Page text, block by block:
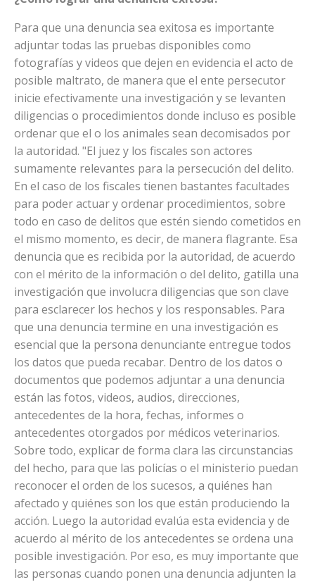
Para que una denuncia sea exitosa es importante
adjuntar todas las pruebas disponibles como
fotografías y videos que dejen en evidencia el acto de
posible maltrato, de manera que el ente persecutor
inicie efectivamente una investigación y se levanten
diligencias o procedimientos donde incluso es posible
ordenar que el o los animales sean decomisados por
la autoridad. "El juez y los fiscales son actores
sumamente relevantes para la persecución del delito.
En el caso de los fiscales tienen bastantes facultades
para poder actuar y ordenar procedimientos, sobre
todo en caso de delitos que estén siendo cometidos en
el mismo momento, es decir, de manera flagrante. Esa
denuncia que es recibida por la autoridad, de acuerdo
con el mérito de la información o del delito, gatilla una
investigación que involucra diligencias que son clave
para esclarecer los hechos y los responsables. Para
que una denuncia termine en una investigación es
esencial que la persona denunciante entregue todos
los datos que pueda recabar. Dentro de los datos o
documentos que podemos adjuntar a una denuncia
están las fotos, videos, audios, direcciones,
antecedentes de la hora, fechas, informes o
antecedentes otorgados por médicos veterinarios.
Sobre todo, explicar de forma clara las circunstancias
del hecho, para que las policías o el ministerio puedan
reconocer el orden de los sucesos, a quiénes han
afectado y quiénes son los que están produciendo la
acción. Luego la autoridad evalúa esta evidencia y de
acuerdo al mérito de los antecedentes se ordena una
posible investigación. Por eso, es muy importante que
las personas cuando ponen una denuncia adjunten la